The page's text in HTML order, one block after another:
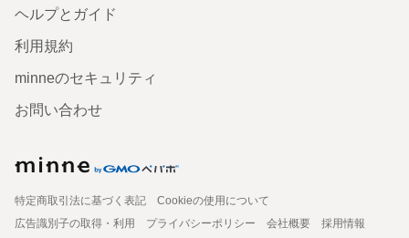
ヘルプとガイド
利用規約
minneのセキュリティ
お問い合わせ
特定商取引法に基づく表記
Cookieの使用について
広告識別子の取得・利用
プライバシーポリシー 会社概要
採用情報